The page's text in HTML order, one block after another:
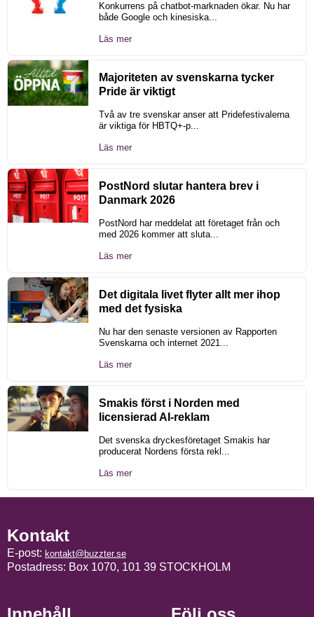
Konkurrens på chatbot-marknaden ökar. Nu har
både Google och kinesiska...
Läs mer
Majoriteten av svenskarna tycker
Pride är viktigt
Två av tre svenskar anser att Pridefestivalerna
är viktiga för HBTQ+-p...
Läs mer
PostNord slutar hantera brev i
Danmark 2026
PostNord har meddelat att företaget från och
med 2026 kommer att sluta...
Läs mer
Det digitala livet flyter allt mer ihop
med det fysiska
Nu har den senaste versionen av Rapporten
Svenskarna och internet 2021...
Läs mer
Smakis först i Norden med
licensierad AI-reklam
Det svenska dryckesföretaget Smakis har
producerat Nordens första rekl...
Läs mer
Kontakt
E-post: kontakt@buzzter.se
Postadress: Box 1070, 101 39 STOCKHOLM